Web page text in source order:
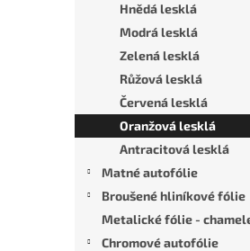
Hnědá lesklá
Modrá lesklá
Zelená lesklá
Růžová lesklá
Červená lesklá
Oranžová lesklá
Antracitová lesklá
Matné autofólie
Broušené hliníkové fólie
Metalické fólie -
Chromové autofólie